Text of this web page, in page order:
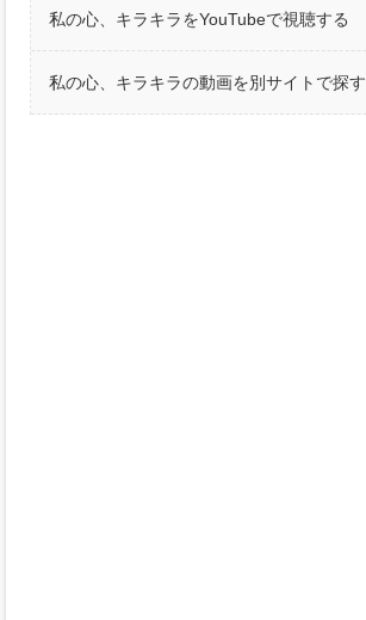
私の心、キラキラをYouTubeで視聴する
私の心、キラキラの動画を別サイトで探す